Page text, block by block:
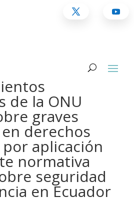
de la ONU
graves
derechos
aplicación
normativa
seguridad
en Ecuador